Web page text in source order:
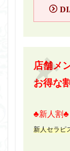
店舗メ
お得な
♣新人割♣
新人セラピ